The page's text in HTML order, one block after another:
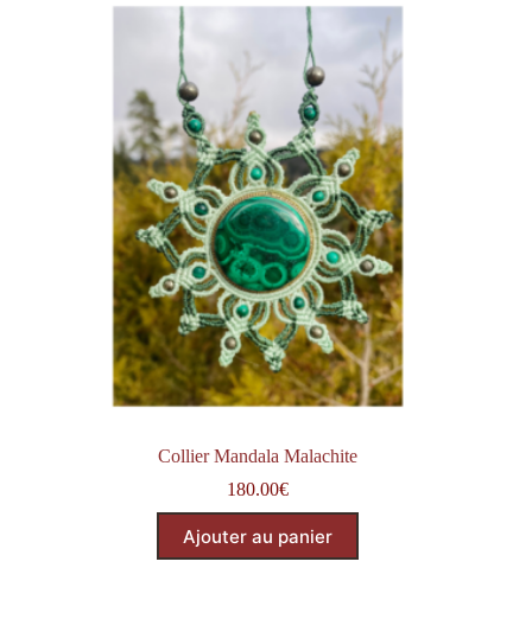
Collier Mandala Malachite
180.00€
Ajouter au panier